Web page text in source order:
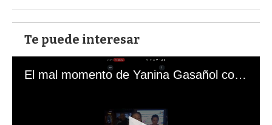
Te puede interesar
El mal momento de Yanina Gasañol con un hincha argentino en "Subrayado"